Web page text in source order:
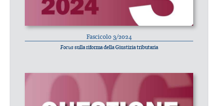
Fascicolo 3/2024
Focussulla riforma della Giustizia tributaria